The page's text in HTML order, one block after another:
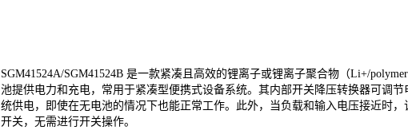
SGM41524A/SGM41524B 是一款紧凑且高效的锂离子或锂离子聚合物（Li+/
池提供电力和充电，常用于紧凑型便携式设备系统。其内部开关降压转换器可调
统供电，即使在无电池的情况下也能正常工作。此外，当负载和输入电压接近时
开关，无需进行开关操作。